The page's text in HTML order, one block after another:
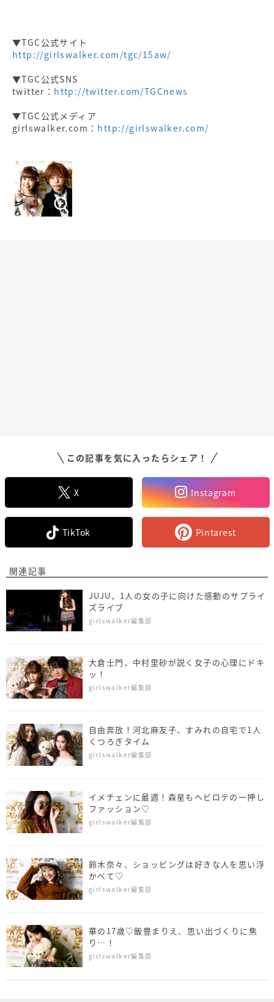
▼TGC公式サイト
http://girlswalker.com/tgc/15aw/
▼TGC公式SNS
twitter： http://twitter.com/TGCnews
▼TGC公式メディア
girlswalker.com： http://girlswalker.com/
この記事を気に入ったらシェア！
X Instagram
TikTok Pintarest
関連記事
JUJU、1人の女の子に向けた感動のサプライ
ズライブ
girlswalker編集部
大倉士門、中村里砂が説く女子の心理にドキ
ッ！
girlswalker編集部
自由奔放！河北麻友子、すみれの自宅で1人
くつろぎタイム
girlswalker編集部
イメチェンに最適！森星もヘビロテの一押し
ファッション♡
girlswalker編集部
鈴木奈々、ショッピングは好きな人を思い浮
かべて♡
girlswalker編集部
華の17歳♡飯豊まりえ、思い出づくりに焦
り…！
girlswalker編集部